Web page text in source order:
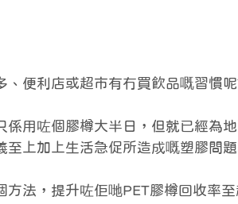
、便利店或超市有冇買飲品嘅習慣呢
係用咗個膠樽大半日，但就已經為
至上加上生活急促所造成嘅塑膠問
方法，提升咗佢哋PET膠樽回收率